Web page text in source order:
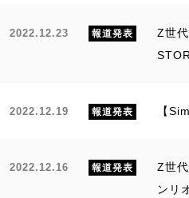
2022.12.23 報道発表
Z世
2022.12.19 報道発表 【
2022.12.16 報道発表
Z世
ンリ